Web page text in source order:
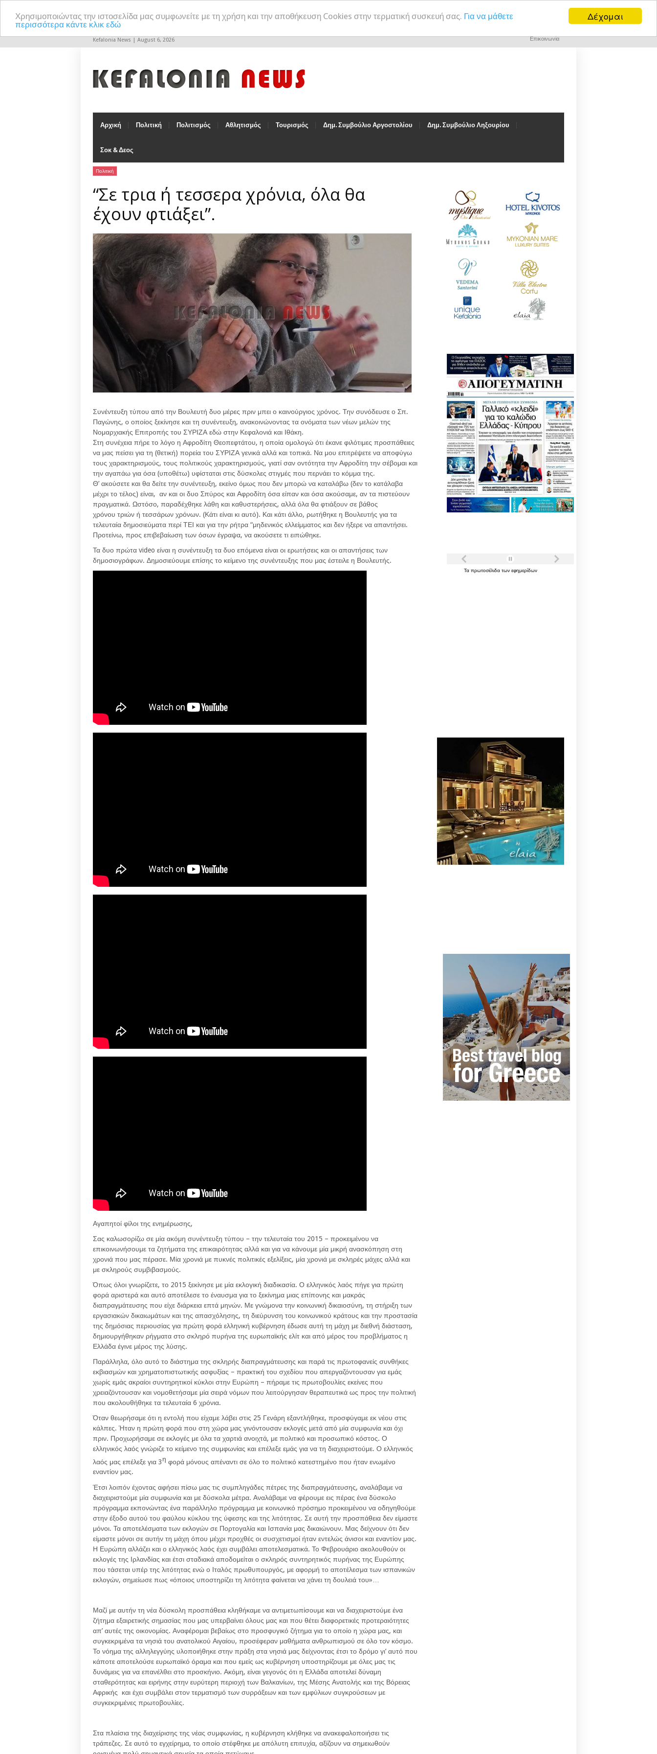
Δέχομαι
Χρησιμοποιώντας την ιστοσελίδα μας συμφωνείτε με τη χρήση και την αποθήκευση Cookies στην τερματική συσκευή σας. Για να μάθετε
περισσότερα κάντε κλικ εδώ
Kefalonia News | August 6, 2026 Επικοινωνία
Αρχική Πολιτική Πολιτισμός Αθλητισμός Τουρισμός Δημ. Συμβούλιο Αργοστολίου Δημ. Συμβούλιο Ληξουρίου
Σοκ & Δεος
Πολιτική
“Σε τρια ή τεσσερα χρόνια, όλα θα
έχουν φτιάξει”.
Συνέντευξη τύπου από την Βουλευτή δυο μέρες πριν μπει ο καινούργιος χρόνος. Την συνόδευσε ο Σπ.
Παγώνης, ο οποίος ξεκίνησε και τη συνέντευξη, ανακοινώνοντας τα ονόματα των νέων μελών της
Νομαρχιακής Επιτροπής του ΣΥΡΙΖΑ εδώ στην Κεφαλονιά και Ιθάκη.
Στη συνέχεια πήρε το λόγο η Αφροδίτη Θεοπεφτάτου, η οποία ομολογώ ότι έκανε φιλότιμες προσπάθειες
να μας πείσει για τη (θετική) πορεία του ΣΥΡΙΖΑ γενικά αλλά και τοπικά. Να μου επιτρέψετε να αποφύγω
τους χαρακτηρισμούς, τους πολιτικούς χαρακτηρισμούς, γιατί σαν οντότητα την Αφροδίτη την σέβομαι και
την αγαπάω για όσα (υποθέτω) υφίσταται στις δύσκολες στιγμές που περνάει το κόμμα της.
Θ’ ακούσετε και θα δείτε την συνέντευξη, εκείνο όμως που δεν μπορώ να καταλάβω (δεν το κατάλαβα
μέχρι το τέλος) είναι, αν και οι δυο Σπύρος και Αφροδίτη όσα είπαν και όσα ακούσαμε, αν τα πιστεύουν
πραγματικά. Ωστόσο, παραδέχθηκε λάθη και καθυστερήσεις, αλλά όλα θα φτιάξουν σε βάθος
χρόνου τριών ή τεσσάρων χρόνων. (Κάτι είναι κι αυτό). Και κάτι άλλο, ρωτήθηκε η Βουλευτής για τα
τελευταία δημοσιεύματα περί ΤΕΙ και για την ρήτρα “μηδενικός ελλείμματος και δεν ήξερε να απαντήσει.
Προτείνω, προς επιβεβαίωση των όσων έγραψα, να ακούσετε τι ειπώθηκε.
Τα δυο πρώτα video είναι η συνέντευξη τα δυο επόμενα είναι οι ερωτήσεις και οι απαντήσεις των
δημοσιογράφων. Δημοσιεύουμε επίσης το κείμενο της συνέντευξης που μας έστειλε η Βουλευτής.
Αγαπητοί φίλοι της ενημέρωσης,
Σας καλωσορίζω σε μία ακόμη συνέντευξη τύπου – την τελευταία του 2015 – προκειμένου να
επικοινωνήσουμε τα ζητήματα της επικαιρότητας αλλά και για να κάνουμε μία μικρή ανασκόπηση στη
χρονιά που μας πέρασε. Μία χρονιά με πυκνές πολιτικές εξελίξεις, μία χρονιά με σκληρές μάχες αλλά και
με σκληρούς συμβιβασμούς.
Όπως όλοι γνωρίζετε, το 2015 ξεκίνησε με μία εκλογική διαδικασία. Ο ελληνικός λαός πήγε για πρώτη
φορά αριστερά και αυτό αποτέλεσε το έναυσμα για το ξεκίνημα μιας επίπονης και μακράς
διαπραγμάτευσης που είχε διάρκεια επτά μηνών. Με γνώμονα την κοινωνική δικαιοσύνη, τη στήριξη των
εργασιακών δικαιωμάτων και της απασχόλησης, τη διεύρυνση του κοινωνικού κράτους και την προστασία
της δημόσιας περιουσίας για πρώτη φορά ελληνική κυβέρνηση έδωσε αυτή τη μάχη με διεθνή διάσταση,
δημιουργήθηκαν ρήγματα στο σκληρό πυρήνα της ευρωπαϊκής ελίτ και από μέρος του προβλήματος η
Ελλάδα έγινε μέρος της λύσης.
Παράλληλα, όλο αυτό το διάστημα της σκληρής διαπραγμάτευσης και παρά τις πρωτοφανείς συνθήκες
εκβιασμών και χρηματοπιστωτικής ασφυξίας – πρακτική του σχεδίου που απεργαζόντουσαν για εμάς
χωρίς εμάς ακραίοι συντηρητικοί κύκλοι στην Ευρώπη – πήραμε τις πρωτοβουλίες εκείνες που
χρειαζόντουσαν και νομοθετήσαμε μία σειρά νόμων που λειτούργησαν θεραπευτικά ως προς την πολιτική
που ακολουθήθηκε τα τελευταία 6 χρόνια.
Όταν θεωρήσαμε ότι η εντολή που είχαμε λάβει στις 25 Γενάρη εξαντλήθηκε, προσφύγαμε εκ νέου στις
κάλπες. Ήταν η πρώτη φορά που στη χώρα μας γινόντουσαν εκλογές μετά από μία συμφωνία και όχι
πριν. Προχωρήσαμε σε εκλογές με όλα τα χαρτιά ανοιχτά, με πολιτικό και προσωπικό κόστος. Ο
ελληνικός λαός γνώριζε το κείμενο της συμφωνίας και επέλεξε εμάς για να τη διαχειριστούμε. Ο ελληνικός
λαός μας επέλεξε για 3η φορά μόνους απέναντι σε όλο το πολιτικό κατεστημένο που ήταν ενωμένο
εναντίον μας.
Έτσι λοιπόν έχοντας αφήσει πίσω μας τις συμπληγάδες πέτρες της διαπραγμάτευσης, αναλάβαμε να
διαχειριστούμε μία συμφωνία και με δύσκολα μέτρα. Αναλάβαμε να φέρουμε εις πέρας ένα δύσκολο
πρόγραμμα εκπονώντας ένα παράλληλο πρόγραμμα με κοινωνικό πρόσημο προκειμένου να οδηγηθούμε
στην έξοδο αυτού του φαύλου κύκλου της ύφεσης και της λιτότητας. Σε αυτή την προσπάθεια δεν είμαστε
μόνοι. Τα αποτελέσματα των εκλογών σε Πορτογαλία και Ισπανία μας δικαιώνουν. Μας δείχνουν ότι δεν
είμαστε μόνοι σε αυτήν τη μάχη όπου μέχρι προχθές οι συσχετισμοί ήταν εντελώς άνισοι και εναντίον μας.
Η Ευρώπη αλλάζει και ο ελληνικός λαός έχει συμβάλει αποτελεσματικά. Το Φεβρουάριο ακολουθούν οι
εκλογές της Ιρλανδίας και έτσι σταδιακά αποδομείται ο σκληρός συντηρητικός πυρήνας της Ευρώπης
που τάσεται υπέρ της λιτότητας ενώ ο Ιταλός πρωθυπουργός, με αφορμή το αποτέλεσμα των ισπανικών
εκλογών, σημείωσε πως «όποιος υποστηρίζει τη λιτότητα φαίνεται να χάνει τη δουλειά του»…
Μαζί με αυτήν τη νέα δύσκολη προσπάθεια κληθήκαμε να αντιμετωπίσουμε και να διαχειριστούμε ένα
ζήτημα εξαιρετικής σημασίας που μας υπερβαίνει όλους μας και που θέτει διαφορετικές προτεραιότητες
απ’ αυτές της οικονομίας. Αναφέρομαι βεβαίως στο προσφυγικό ζήτημα για το οποίο η χώρα μας, και
συγκεκριμένα τα νησιά του ανατολικού Αιγαίου, προσέφεραν μαθήματα ανθρωπισμού σε όλο τον κόσμο.
Το νόημα της αλληλεγγύης υλοποιήθηκε στην πράξη στα νησιά μας δείχνοντας έτσι το δρόμο γι’ αυτό που
κάποτε αποτελούσε ευρωπαϊκό όραμα και που εμείς ως κυβέρνηση υποστηρίζουμε με όλες μας τις
δυνάμεις για να επανέλθει στο προσκήνιο. Ακόμη, είναι γεγονός ότι η Ελλάδα αποτελεί δύναμη
σταθερότητας και ειρήνης στην ευρύτερη περιοχή των Βαλκανίων, της Μέσης Ανατολής και της Βόρειας
Αφρικής και έχει συμβάλει στον τερματισμό των συρράξεων και των εμφύλιων συγκρούσεων με
συγκεκριμένες πρωτοβουλίες.
Στα πλαίσια της διαχείρισης της νέας συμφωνίας, η κυβέρνηση κλήθηκε να ανακεφαλοποιήσει τις
τράπεζες. Σε αυτό το εγχείρημα, το οποίο στέφθηκε με απόλυτη επιτυχία, αξίζουν να σημειωθούν
Τα πρωτοσέλιδα των εφημερίδων